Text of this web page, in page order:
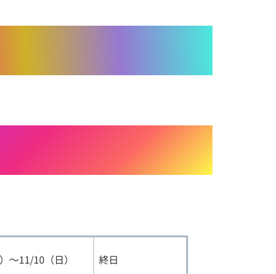
～11/10（日） 終日